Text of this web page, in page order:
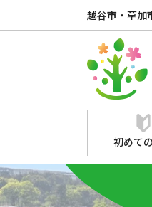
越谷市・草加
初めて